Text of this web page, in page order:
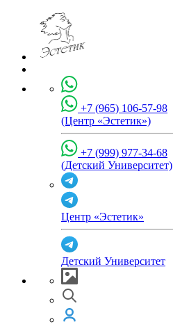
+7 (965) 106-57-98
(Центр «Эстетик»)
+7 (999) 977-34-68
(Детский Университет)
Центр «Эстетик»
Детский Университет